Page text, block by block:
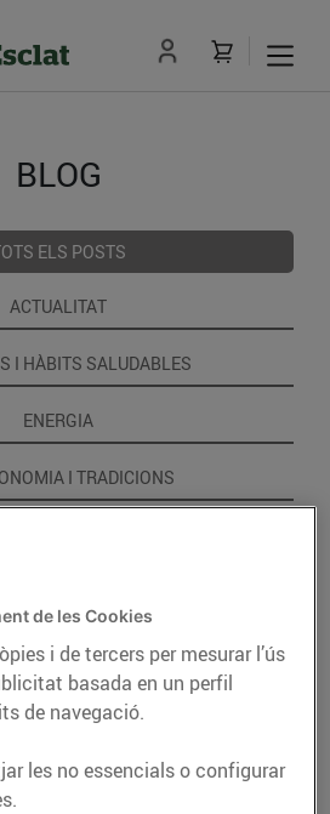
BLOG
ELS POSTS
ACTUALITAT
I HÀBITS SALUDABLES
ENERGIA
I TRADICIONS
de les Cookies
i de tercers per mesurar l’ús
basada en un perfil
de navegació.
les no essencials o configurar